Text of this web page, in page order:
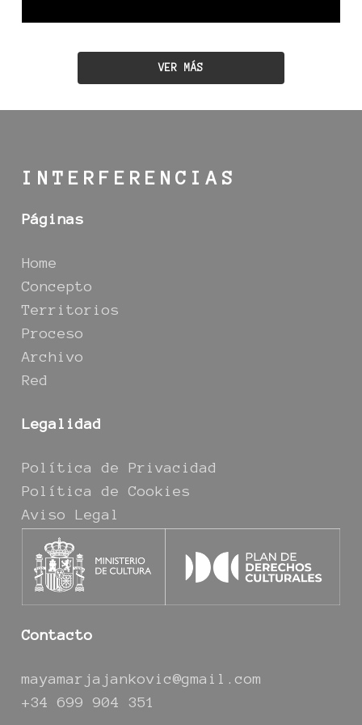
VER MÁS
INTERFERENCIAS
Páginas
Home
Concepto
Territorios
Proceso
Archivo
Red
Legalidad
Política de Privacidad
Política de Cookies
Aviso Legal
Contacto
mayamarjajankovic@gmail.com
+34 699 904 351